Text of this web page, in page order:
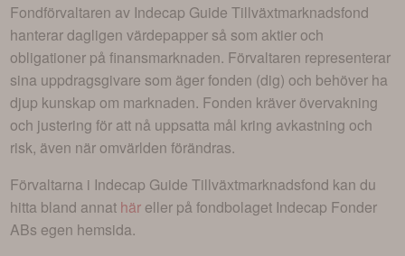
Fondförvaltaren av Indecap Guide Tillväxtmarknadsfond
hanterar dagligen värdepapper så som aktier och
obligationer på finansmarknaden. Förvaltaren representerar
sina uppdragsgivare som äger fonden (dig) och behöver ha
djup kunskap om marknaden. Fonden kräver övervakning
och justering för att nå uppsatta mål kring avkastning och
risk, även när omvärlden förändras.
Förvaltarna i Indecap Guide Tillväxtmarknadsfond kan du
hitta bland annat här eller på fondbolaget Indecap Fonder
ABs egen hemsida.